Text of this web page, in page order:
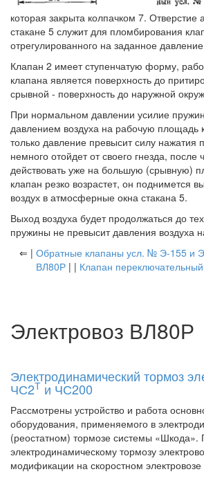
которая закрыта колпачком 7. Отверстие
стакане 5 служит для пломбирования
отрегулированного на заданное
Клапан 2 имеет ступенчатую форму,
клапана является поверхность до
срывной - поверхность до наружной
При нормальном давлении усилие
давлением воздуха на рабочую площадь
только давление превысит силу нажатия
немного отойдет от своего гнезда, после
действовать уже на большую (срывную)
клапан резко возрастет, он поднимется
воздух в атмосферные окна стакана 5.
Выход воздуха будет продолжаться до
пружины не превысит давления воздуха
⇐ | Обратные клапаны усл. № Э-155 и
ВЛ80Р | | Клапан
Электровоз ВЛ80Р
Электродинамический тормоз
ЧС2Т и ЧС200
Рассмотрены устройство и работа
оборудования, применяемого в
(реостатном) тормозе системы «Шкода».
электродинамическому тормозу
модификации на скоростном